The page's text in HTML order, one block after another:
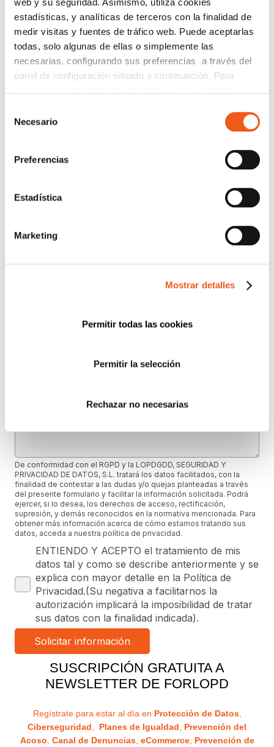
web y su seguridad. Asimismo, utiliza cookies
estadísticas, y analíticas de terceros con la finalidad de
medir visitas y fuentes de tráfico web. Puede aceptarlas
todas, solo algunas de ellas o simplemente las
necesarias, configurando sus preferencias a través del
panel de configuración situado a continuación. Para
consultar nuestra política de cookies
política de cookies
Necesario
Preferencias
Estadística
Marketing
Mostrar detalles
Permitir todas las cookies
Permitir la selección
Rechazar no necesarias
Teléfono de contacto
Provincia (opcional)
Mensaje (opcional)
De conformidad con el RGPD y la LOPDGDD, SEGURIDAD Y
PRIVACIDAD DE DATOS, S.L. tratará los datos facilitados, con la
finalidad de contestar a las dudas y/o quejas planteadas a través
del presente formulario y facilitar la información solicitada. Podrá
ejercer, si lo desea, los derechos de acceso, rectificación,
supresión, y demás reconocidos en la normativa mencionada. Para
obtener más información acerca de cómo estamos tratando sus
datos, acceda a nuestra política de privacidad.
ENTIENDO Y ACEPTO el tratamiento de mis
datos tal y como se describe anteriormente y se
explica con mayor detalle en la Política de
Privacidad.(Su negativa a facilitarnos la
autorización implicará la imposibilidad de tratar
sus datos con la finalidad indicada).
SUSCRIPCIÓN GRATUITA A
NEWSLETTER DE FORLOPD
Regístrate para estar al día en Protección de Datos,
Ciberseguridad
Planes de Igualdad
Prevención del
Acoso Canal de Denuncias, eCommerce, Prevención de